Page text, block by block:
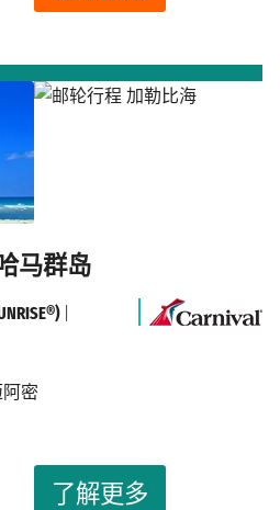
马群岛
了解更多
|
密